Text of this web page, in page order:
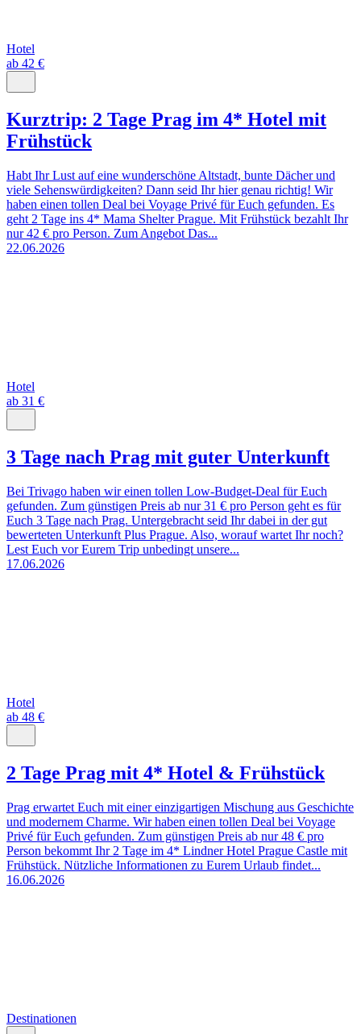
Hotel
ab 42 €
Kurztrip: 2 Tage Prag im 4* Hotel mit
Frühstück
Habt Ihr Lust auf eine wunderschöne Altstadt, bunte Dächer und
viele Sehenswürdigkeiten? Dann seid Ihr hier genau richtig! Wir
haben einen tollen Deal bei Voyage Privé für Euch gefunden. Es
geht 2 Tage ins 4* Mama Shelter Prague. Mit Frühstück bezahlt Ihr
nur 42 € pro Person. Zum Angebot Das...
22.06.2026
Hotel
ab 31 €
3 Tage nach Prag mit guter Unterkunft
Bei Trivago haben wir einen tollen Low-Budget-Deal für Euch
gefunden. Zum günstigen Preis ab nur 31 € pro Person geht es für
Euch 3 Tage nach Prag. Untergebracht seid Ihr dabei in der gut
bewerteten Unterkunft Plus Prague. Also, worauf wartet Ihr noch?
Lest Euch vor Eurem Trip unbedingt unsere...
17.06.2026
Hotel
ab 48 €
2 Tage Prag mit 4* Hotel & Frühstück
Prag erwartet Euch mit einer einzigartigen Mischung aus Geschichte
und modernem Charme. Wir haben einen tollen Deal bei Voyage
Privé für Euch gefunden. Zum günstigen Preis ab nur 48 € pro
Person bekommt Ihr 2 Tage im 4* Lindner Hotel Prague Castle mit
Frühstück. Nützliche Informationen zu Eurem Urlaub findet...
16.06.2026
Destinationen